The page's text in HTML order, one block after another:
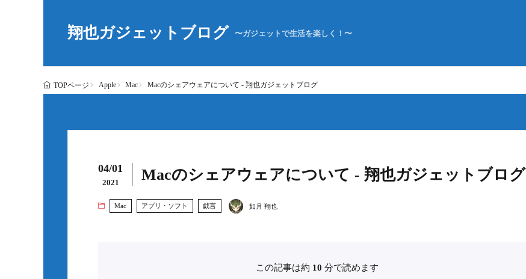
翔也ガジェットブログ 〜ガジェットで生活を楽しく！〜
TOPページ Apple Mac Macのシェアウェアについて - 翔也ガジェットブログ
04/01
2021 Macのシェアウェアについて - 翔也ガジェットブログ
Mac アプリ・ソフト 戯言 如月 翔也
この記事は約 10 分で読めます